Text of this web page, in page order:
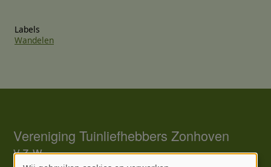
Labels
Wandelen
Vereniging Tuinliefhebbers Zonhoven
v.z.w